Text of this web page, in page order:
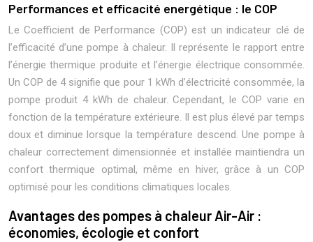
Performances et efficacité energétique : le COP
Le Coefficient de Performance (COP) est un indicateur clé de
l’efficacité d’une pompe à chaleur. Il représente le rapport entre
l’énergie thermique produite et l’énergie électrique consommée.
Un COP de 4 signifie que pour 1 kWh d’électricité consommée, la
pompe produit 4 kWh de chaleur. Cependant, le COP varie en
fonction de la température extérieure. Il est plus élevé par temps
doux et diminue lorsque la température descend. Une pompe à
chaleur correctement dimensionnée et installée maintiendra un
confort thermique optimal, même en hiver, grâce à un COP
optimisé pour les conditions climatiques locales.
Avantages des pompes à chaleur Air-Air :
économies, écologie et confort